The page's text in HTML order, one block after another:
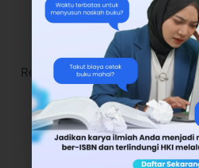
Referensi :
http://haifa-
afifah.blogspot.co.id/
buku-teks-dan-
pada hari Kamis, 14 Mei